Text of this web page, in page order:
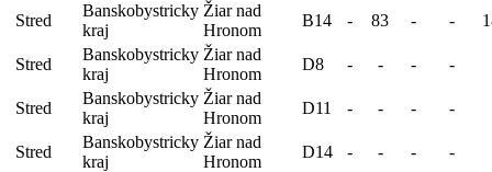
Stred
Banskobystricky
kraj
Žiar nad
Hronom
B14 - 83 - -
Stred
Banskobystricky
kraj
Žiar nad
Hronom
D8 - - - -
Stred
Banskobystricky
kraj
Žiar nad
Hronom
D11 - - - -
Stred
Banskobystricky
kraj
Žiar nad
Hronom
D14 - - -
-